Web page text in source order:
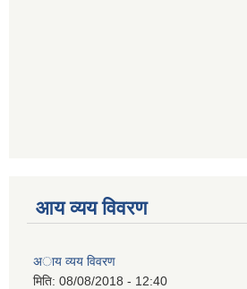
आय व्यय विवरण
अाय व्यय विवरण
मिति: 08/08/2018 - 12:40